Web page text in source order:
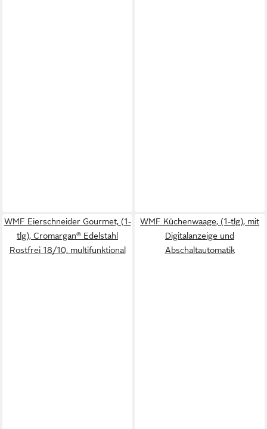
WMF Eierschneider Gourmet, (1-
tlg), Cromargan® Edelstahl
Rostfrei 18/10, multifunktional
WMF Küchenwaage, (1-tlg), mit
Digitalanzeige und
Abschaltautomatik